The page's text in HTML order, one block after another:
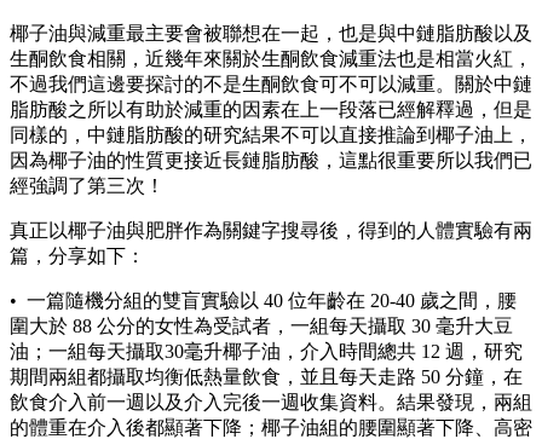
椰子油與減重最主要會被聯想在一起，也是與中鏈脂肪酸以及
生酮飲食相關，近幾年來關於生酮飲食減重法也是相當火紅，
不過我們這邊要探討的不是生酮飲食可不可以減重。關於中鏈
脂肪酸之所以有助於減重的因素在上一段落已經解釋過，但是
同樣的，中鏈脂肪酸的研究結果不可以直接推論到椰子油上，
因為椰子油的性質更接近長鏈脂肪酸，這點很重要所以我們已
經強調了第三次！
真正以椰子油與肥胖作為關鍵字搜尋後，得到的人體實驗有兩
篇，分享如下：
• 一篇隨機分組的雙盲實驗以 40 位年齡在 20-40 歲之間，腰
圍大於 88 公分的女性為受試者，一組每天攝取 30 毫升大豆
油；一組每天攝取30毫升椰子油，介入時間總共 12 週，研究
期間兩組都攝取均衡低熱量飲食，並且每天走路 50 分鐘，在
飲食介入前一週以及介入完後一週收集資料。結果發現，兩組
的體重在介入後都顯著下降；椰子油組的腰圍顯著下降、高密